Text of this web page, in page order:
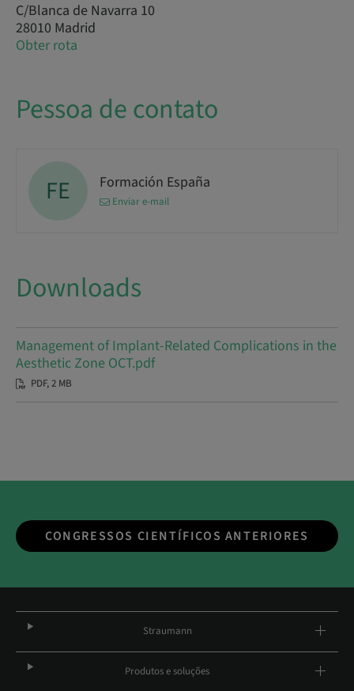
C/Blanca de Navarra 10
28010 Madrid
Obter rota
Pessoa de contato
FE Formación España
Enviar e-mail
Downloads
Management of Implant-Related Complications in the
Aesthetic Zone OCT.pdf
PDF, 2 MB
CONGRESSOS CIENTÍFICOS ANTERIORES
Straumann
Produtos e soluções